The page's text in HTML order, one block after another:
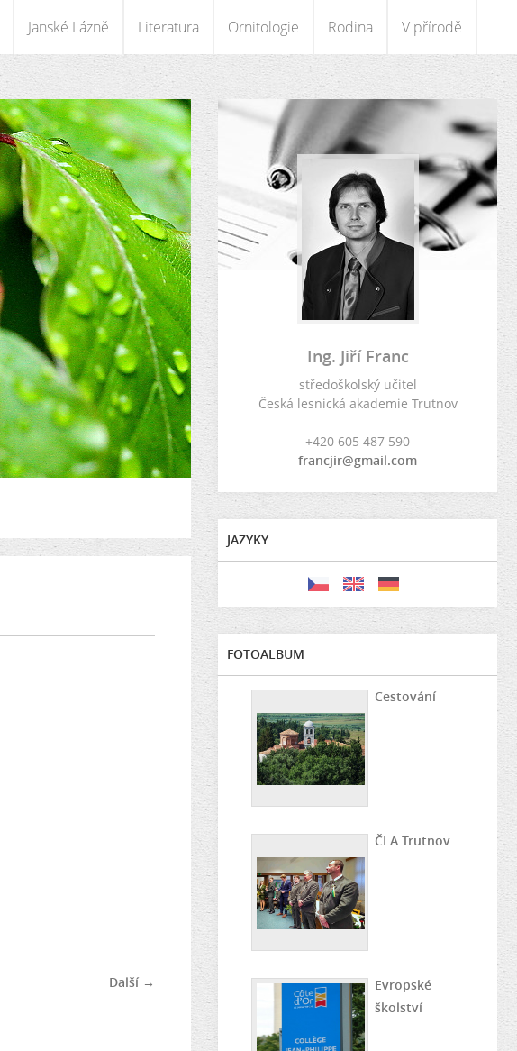
Janské Lázně Literatura Ornitologie Rodina V přírodě
Další →
Ing. Jiří Franc
středoškolský učitel
Česká lesnická akademie Trutnov
+420 605 487 590
francjir@gmail.com
JAZYKY
FOTOALBUM
Cestování
ČLA Trutnov
Evropské
školství